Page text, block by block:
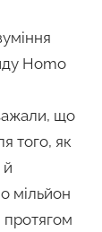
Homo
що
того, як
й
мільйон
протягом